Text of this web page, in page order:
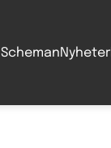
SchemanNyheter